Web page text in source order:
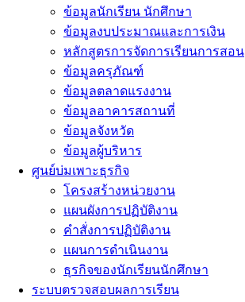
ข้อมูลนักเรียน นักศึกษา
ข้อมูลงบประมาณและการเงิน
หลักสูตรการจัดการเรียนการสอน
ข้อมูลครุภัณฑ์
ข้อมูลตลาดแรงงาน
ข้อมูลอาคารสถานที่
ข้อมูลจังหวัด
ข้อมูลผู้บริหาร
ศูนย์บ่มเพาะธุรกิจ
โครงสร้างหน่วยงาน
แผนผังการปฏิบัติงาน
คำสั่งการปฏิบัติงาน
แผนการดำเนินงาน
ธุรกิจของนักเรียนนักศึกษา
ระบบตรวจสอบผลการเรียน